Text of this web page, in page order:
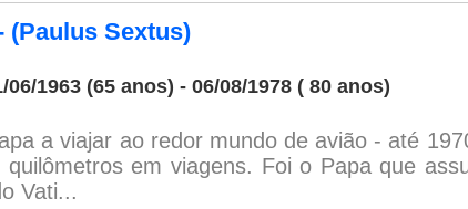
(Paulus Sextus)
1963 (65 anos) - 06/08/1978 ( 80 anos)
a viajar ao redor mundo de avião - até
quilômetros em viagens. Foi o Papa que
Vati...